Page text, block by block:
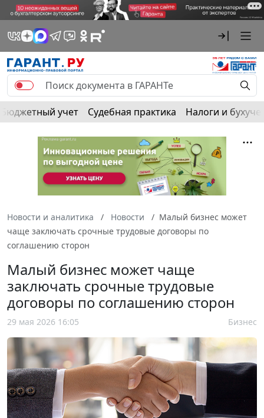
Бюджетный учет Судебная практика Налоги и
Новости и аналитика Новости
Малый бизнес может
чаще заключать срочные трудовые договоры по
соглашению сторон
Малый бизнес может чаще
заключать срочные трудовые
договоры по соглашению сторон
29 мая 2026 16:05 Бизнес